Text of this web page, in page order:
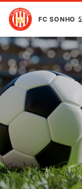
FC SONHO